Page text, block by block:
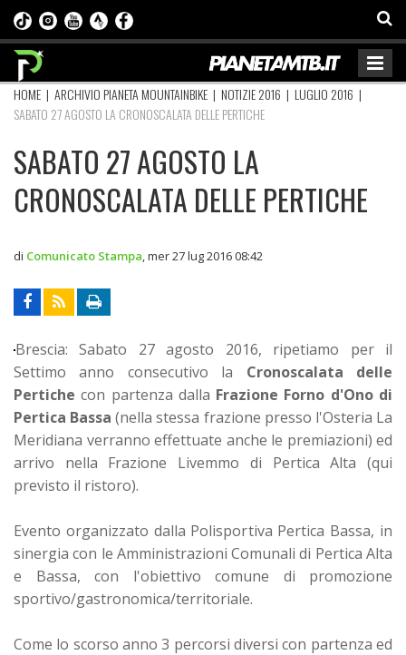
HOME | ARCHIVIO PIANETA MOUNTAINBIKE | NOTIZIE 2016 | LUGLIO 2016 |
SABATO 27 AGOSTO LA CRONOSCALATA DELLE PERTICHE
SABATO 27 AGOSTO LA
CRONOSCALATA DELLE PERTICHE
di Comunicato Stampa mer 27 lug 2016 08:42
Brescia: Sabato 27 agosto 2016, ripetiamo per il
Settimo anno consecutivo la Cronoscalata delle
Pertiche con partenza dalla Frazione Forno d'Ono di
Pertica Bassa (nella stessa frazione presso l'Osteria La
Meridiana verranno effettuate anche le premiazioni) ed
arrivo nella Frazione Livemmo di Pertica Alta (qui
previsto il ristoro).
Evento organizzato dalla Polisportiva Pertica Bassa, in
sinergia con le Amministrazioni Comunali di Pertica Alta
e Bassa, con l'obiettivo comune di promozione
sportivo/gastronomica/territoriale.
Come lo scorso anno 3 percorsi diversi con partenza ed